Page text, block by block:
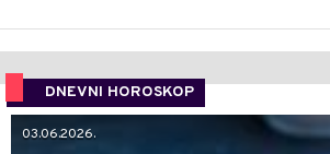
DNEVNI HOROSKOP
03.06.2026.